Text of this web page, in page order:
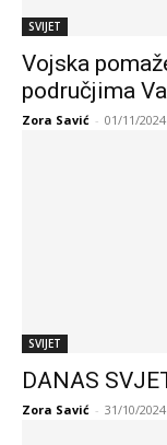
SVIJET
Vojska
područjima
Zora Savić - 01/11/2024
SVIJET
DANAS
Zora Savić - 31/10/2024